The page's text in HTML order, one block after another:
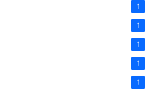
1
1
1
1
1